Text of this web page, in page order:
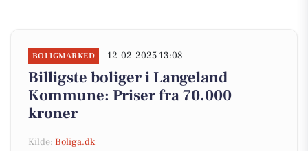
BOLIGMARKED 12-02-2025 13:08
Billigste boliger i Langeland
Kommune: Priser fra 70.000
kroner
Kilde: Boliga.dk